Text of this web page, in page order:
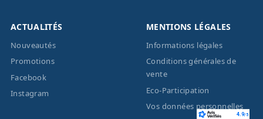
ACTUALITÉS
Nouveautés
Promotions
Facebook
Instagram
MENTIONS LÉGALES
Informations légales
Conditions générales de
vente
Eco-Participation
Vos données personnelles